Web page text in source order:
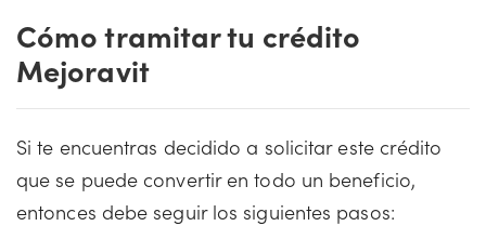
Cómo tramitar tu crédito
Mejoravit
Si te encuentras decidido a solicitar este crédito
que se puede convertir en todo un beneficio,
entonces debe seguir los siguientes pasos: